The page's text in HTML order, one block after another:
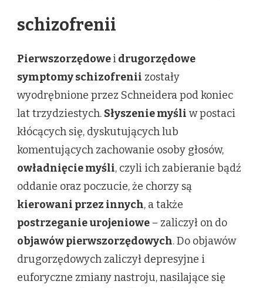
schizofrenii
Pierwszorzędoweidrugorzędowe
symptomy schizofrenii zostały
wyodrębnione przez Schneidera pod koniec
lat trzydziestych. Słyszenie myśli w postaci
kłócących się, dyskutujących lub
komentujących zachowanie osoby głosów,
owładnięcie myśli, czyli ich zabieranie bądź
oddanie oraz poczucie, że chorzy są
kierowani przez innych, a także
postrzeganie urojeniowe – zaliczył on do
objawów pierwszorzędowych. Do objawów
drugorzędowych zaliczył depresyjne i
euforyczne zmiany nastroju, nasilające się